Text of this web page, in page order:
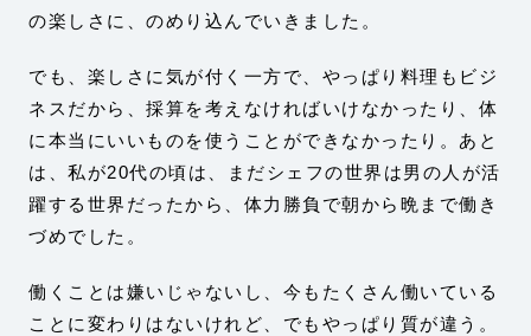
の楽しさに、のめり込んでいきました。
でも、楽しさに気が付く一方で、やっぱり料理もビジ
ネスだから、採算を考えなければいけなかったり、体
に本当にいいものを使うことができなかったり。あと
は、私が20代の頃は、まだシェフの世界は男の人が活
躍する世界だったから、体力勝負で朝から晩まで働き
づめでした。
働くことは嫌いじゃないし、今もたくさん働いている
ことに変わりはないけれど、でもやっぱり質が違う。